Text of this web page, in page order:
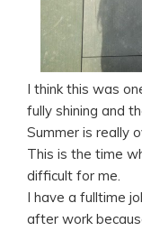
I think this was
fully shining and
Summer is really
This is the time
difficult for me.
I have a fulltime
after work